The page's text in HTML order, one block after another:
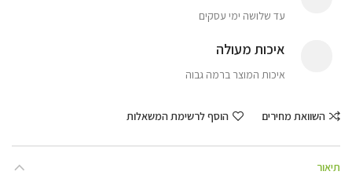
עד שלושה ימי עסקים
איכות מעולה
איכות המוצר ברמה גבוה
השוואת מחירים הוסף לרשימת המשאלות
תיאור